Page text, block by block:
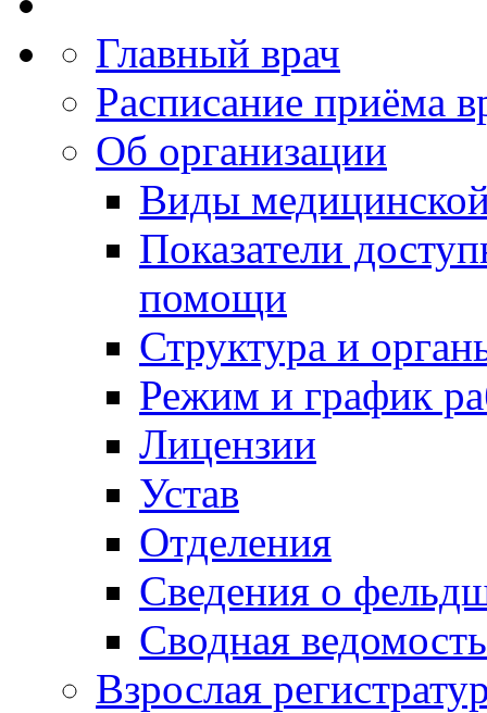
Главный врач
Расписание приёма
Об организации
Виды
Показатели
помощи
Структура и
Режим и график
Лицензии
Устав
Отделения
Сведения о
Сводная
Взрослая